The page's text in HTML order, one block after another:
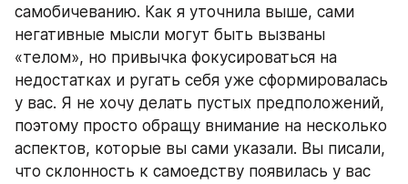
самобичеванию. Как я уточнила выше, сами
негативные мысли могут быть вызваны
«телом», но привычка фокусироваться на
недостатках и ругать себя уже сформировалась
у вас. Я не хочу делать пустых предположений,
поэтому просто обращу внимание на несколько
аспектов, которые вы сами указали. Вы писали,
что склонность к самоедству появилась у вас